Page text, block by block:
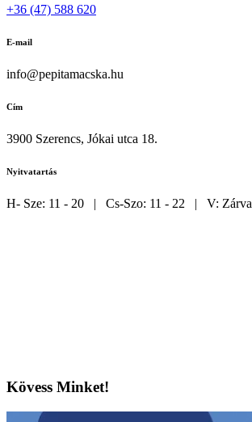
+36 (47) 588 620
E-mail
info@pepitamacska.hu
Cím
3900 Szerencs, Jókai utca 18.
Nyitvatartás
H- Sze: 11 - 20 | Cs-Szo: 11 - 22 | V: Zárva
Kövess Minket!